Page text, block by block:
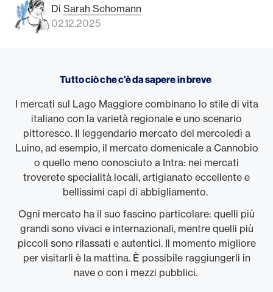
Di Sarah Schomann
02.12.2025
Tutto ciò che c'è da sapere in breve
I mercati sul Lago Maggiore combinano lo stile di vita
italiano con la varietà regionale e uno scenario
pittoresco. Il leggendario mercato del mercoledì a
Luino, ad esempio, il mercato domenicale a Cannobio
o quello meno conosciuto a Intra: nei mercati
troverete specialità locali, artigianato eccellente e
bellissimi capi di abbigliamento.
Ogni mercato ha il suo fascino particolare: quelli più
grandi sono vivaci e internazionali, mentre quelli più
piccoli sono rilassati e autentici. Il momento migliore
per visitarli è la mattina. È possibile raggiungerli in
nave o con i mezzi pubblici.